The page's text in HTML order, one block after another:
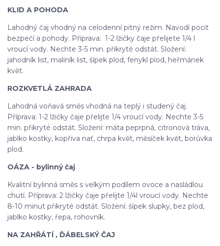
KLID A POHODA
Lahodný čaj vhodný na celodenní pitný režim. Navodí pocit
bezpečí a pohody. Příprava: 1-2 lžičky čaje přelijete 1/4 l
vroucí vody. Nechte 3-5 min. přikryté odstát. Složení:
jahodník list, maliník list, šípek plod, fenykl plod, heřmánek
květ.
ROZKVETLÁ ZAHRADA
Lahodná voňavá směs vhodná na teplý i studený čaj.
Příprava: 1-2 lžičky čaje přelijte 1/4 vroucí vody. Nechte 3-5
min. přikryté odstát. Složení: máta peprpná, citronová tráva,
jablko kostky, kopřiva nať, chrpa květ, měsíček květ, borůvka
plod.
OÁZA - bylinný čaj
Kvalitní bylinná směs s velkým podílem ovoce a nasládlou
chutí. Příprava: 2 lžičky čaje přelijte 1/4l vroucí vody. Nechte
8-10 minut přikryté odstát. Složení: šípek slupky, bez plod,
jablko kostky, řepa, rohovník.
NA ZAHŘÁTÍ , ĎÁBELSKÝ ČAJ